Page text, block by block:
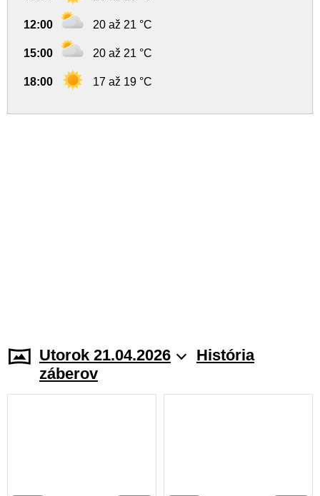
12:00 20 až 21 °C
15:00 20 až 21 °C
18:00 17 až 19 °C
Utorok 21.04.2026
História
záberov